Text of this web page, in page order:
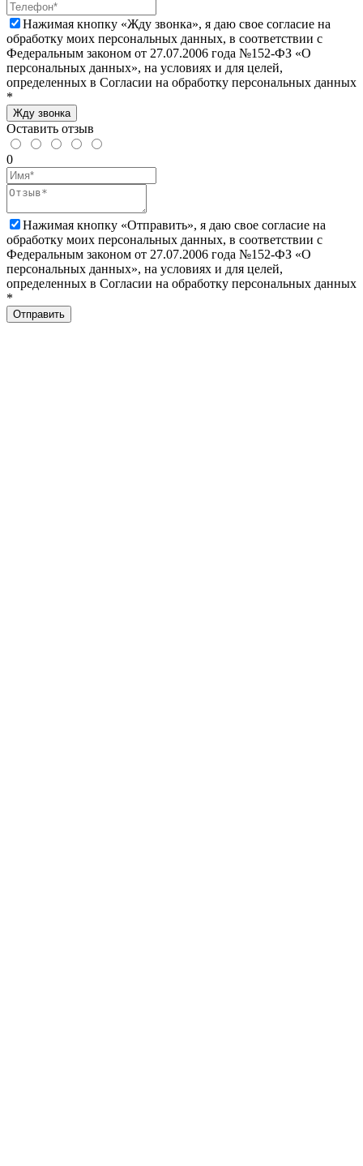
Нажимая кнопку «Жду звонка», я даю свое согласие на
обработку моих персональных данных, в соответствии с
Федеральным законом от 27.07.2006 года №152-ФЗ «О
персональных данных», на условиях и для целей,
определенных в Согласии на обработку персональных данных
*
Жду звонка
Оставить отзыв
0
Нажимая кнопку «Отправить», я даю свое согласие на
обработку моих персональных данных, в соответствии с
Федеральным законом от 27.07.2006 года №152-ФЗ «О
персональных данных», на условиях и для целей,
определенных в Согласии на обработку персональных данных
*
Отправить